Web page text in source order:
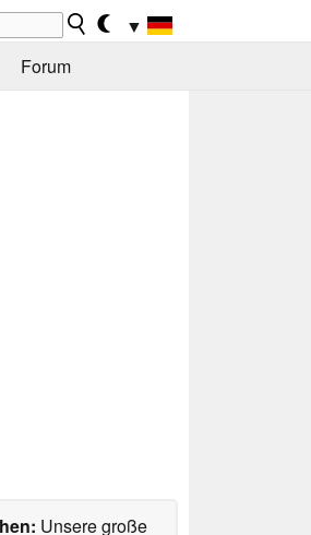
▼
Forum
Unsere große